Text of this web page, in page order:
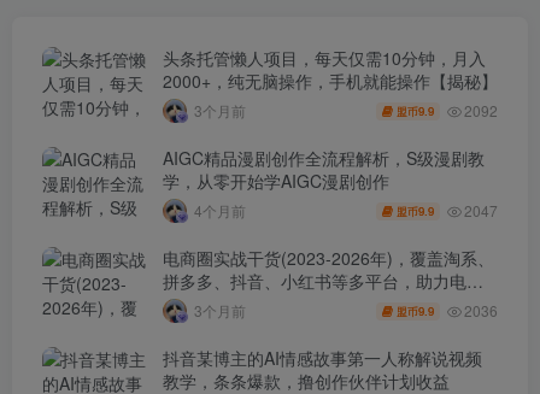
头条托管懒人项目，每天仅需10分钟，月入
2000+，纯无脑操作，手机就能操作【揭秘】
3个月前 盟币9.9 2092
AIGC精品漫剧创作全流程解析，S级漫剧教
学，从零开始学AIGC漫剧创作
4个月前 盟币9.9 2047
电商圈实战干货(2023-2026年)，覆盖淘系、
拼多多、抖音、小红书等多平台，助力电商
人避开坑、提效率、稳盈利(更新4月)
3个月前 盟币9.9 2036
抖音某博主的AI情感故事第一人称解说视频
教学，条条爆款，撸创作伙伴计划收益